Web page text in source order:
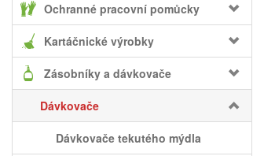
Ochranné pracovní pomůcky
Kartáčnické výrobky
Zásobníky a dávkovače
Dávkovače
Dávkovače tekutého mýdla